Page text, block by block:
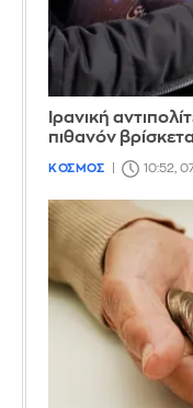
Ιρανική
πιθανόν
ΚΟΣΜΟΣ 10:52,